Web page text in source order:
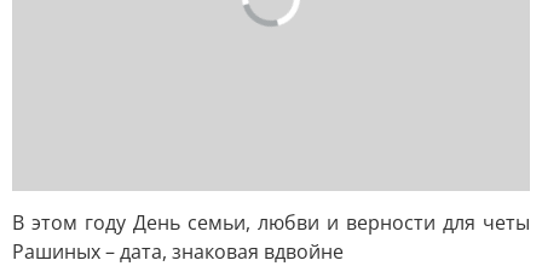
В этом году День семьи, любви и верности для четы
Рашиных – дата, знаковая вдвойне